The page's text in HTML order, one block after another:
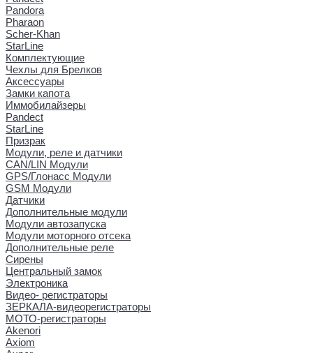
Pandora
Pharaon
Scher-Khan
StarLine
Комплектующие
Чехлы для Брелков
Аксессуары
Замки капота
Иммобилайзеры
Pandect
StarLine
Призрак
Модули, реле и датчики
CAN/LIN Модули
GPS/Глонасс Модули
GSM Модули
Датчики
Дополнительные модули
Модули автозапуска
Модули моторного отсека
Дополнительные реле
Сирены
Центральный замок
Электроника
Видео- регистраторы
ЗЕРКАЛА-видеорегистраторы
МОТО-регистраторы
Akenori
Axiom